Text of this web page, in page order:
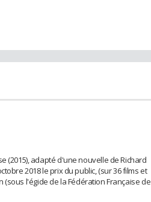
(2015), adapté d'une nouvelle de Richard
2018 le prix du public, (sur 36 films et
(sous l'égide de la Fédération Française de